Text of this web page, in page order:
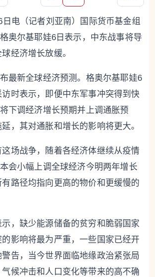
电（记者刘亚南）国际货币基金组
奥尔基耶娃6日表示，中东战事将导
经济增长放缓。
最新全球经济预测。格奥尔基耶娃6
访时表示，即便中东军事冲突得到快
下调经济增长预期并上调通胀预
，其对通胀和增长的影响将更大。
场战争，随着各经济体继续从疫情
会小幅上调全球经济今明两年增长
路径均指向更高的物价和更缓慢的
，缺少能源储备的贫穷和脆弱国家
影响将最为严重，一些国家已经开
告，当今世界面临地缘政治紧张局
候冲击和人口变化等带来的高不确